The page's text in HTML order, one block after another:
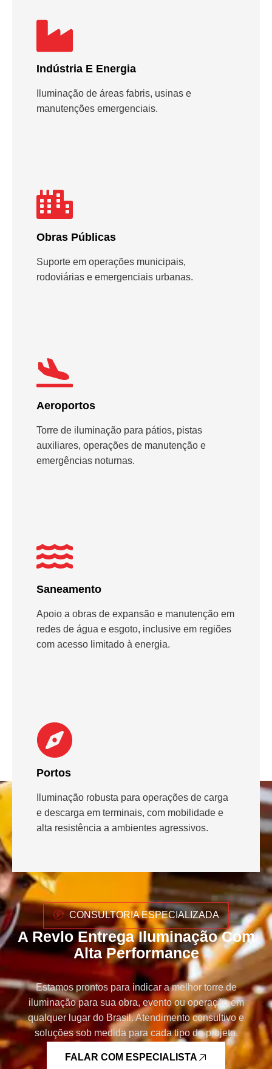
Indústria E Energia
Iluminação de áreas fabris, usinas e
manutenções emergenciais.
Obras Públicas
Suporte em operações municipais,
rodoviárias e emergenciais urbanas.
Aeroportos
Torre de iluminação para pátios, pistas
auxiliares, operações de manutenção e
emergências noturnas.
Saneamento
Apoio a obras de expansão e manutenção em
redes de água e esgoto, inclusive em regiões
com acesso limitado à energia.
Portos
Iluminação robusta para operações de carga
e descarga em terminais, com mobilidade e
alta resistência a ambientes agressivos.
CONSULTORIA ESPECIALIZADA
A Revlo Entrega Iluminação Com
Alta Performance
Estamos prontos para indicar a melhor torre de
iluminação para sua obra, evento ou operação em
qualquer lugar do Brasil. Atendimento consultivo e
soluções sob medida para cada tipo de projeto.
FALAR COM ESPECIALISTA